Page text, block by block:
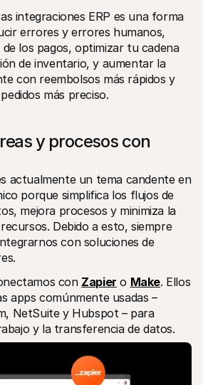
integraciones ERP es una forma
errores y errores humanos,
de los pagos, optimizar tu cadena
de inventario, y aumentar la
con reembolsos más rápidos y
más preciso.
y procesos con
actualmente un tema candente en
porque simplifica los flujos de
mejora procesos y minimiza la
Debido a esto, siempre
con soluciones de
con Zapier o Make. Ellos
apps comúnmente usadas –
NetSuite y Hubspot – para
y la transferencia de datos.